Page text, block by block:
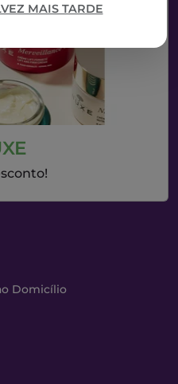
MAIS TARDE
Domicílio